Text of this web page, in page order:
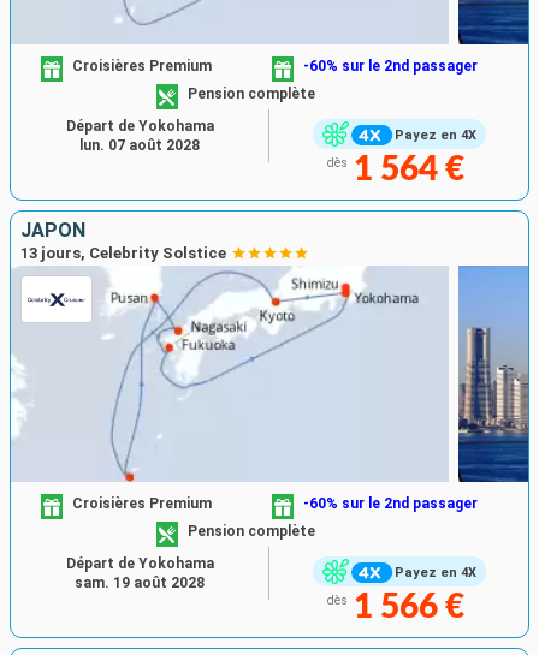
Payez en 4X
Croisières Premium
-60% sur le 2nd passager
Pension complète
dès 1 564 €
Départ de Yokohama
lun. 07 août 2028
JAPON
13 jours, Celebrity Solstice
Payez en 4X
Croisières Premium
-60% sur le 2nd passager
Pension complète
dès 1 566 €
Départ de Yokohama
sam. 19 août 2028